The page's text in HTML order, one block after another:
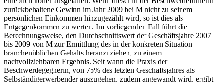
zurückbehaltene Gewinn im Jahr 2009 bei M nicht zu seinem
persönlichen Einkommen hinzugezählt wird, so ist dies als
Entgegenkommen zu werten. Im vorliegenden Fall führt die
Berechnungsweise, den Durchschnittswert der Geschäftsjahre 2007
bis 2009 von M zur Ermittlung des in der konkreten Situation
branchenüblichen Gehalts heranzuziehen, zu einem
nachvollziehbaren Ergebnis. Seit wann die Praxis der
Beschwerdegegnerin, von 75% des letzten Geschäftsjahres als
Selbständigerwerbender auszugehen, zudem angewandt wird, ergibt